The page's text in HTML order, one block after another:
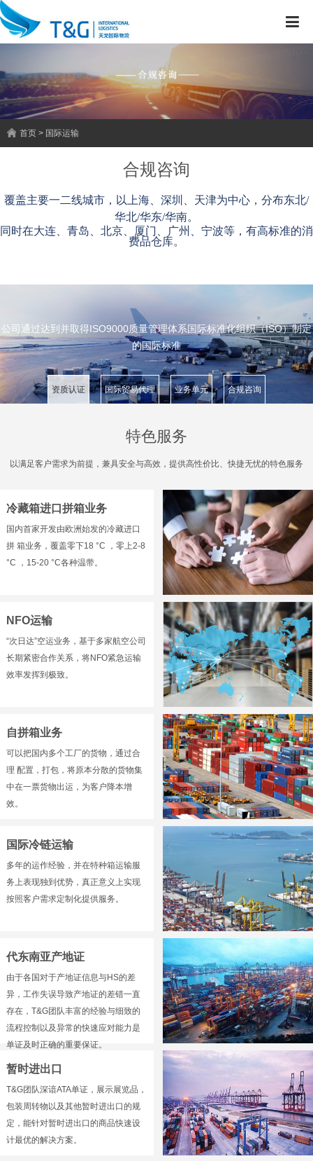
首页 > 国际运输
合规咨询
覆盖主要一二线城市，以上海、深圳、天津为中心，分布东北/
华北/华东/华南。
同时在大连、青岛、北京、厦门、广州、宁波等，有高标准的消
费品仓库。
公司通过达到并取得ISO9000质量管理体系国际标准化组织（ISO）制定
的国际标准
资质认证 国际贸易代理 业务单元 合规咨询
特色服务
以满足客户需求为前提，兼具安全与高效，提供高性价比、快捷无忧的特色服务
冷藏箱进口拼箱业务
国内首家开发由欧洲始发的冷藏进口
拼 箱业务，覆盖零下18 °C ，零上2-8
°C ，15-20 °C各种温带。
NFO运输
“次日达”空运业务，基于多家航空公司
长期紧密合作关系，将NFO紧急运输
效率发挥到极致。
自拼箱业务
可以把国内多个工厂的货物，通过合
理 配置，打包，将原本分散的货物集
中在一票货物出运，为客户降本增
效。
国际冷链运输
多年的运作经验，并在特种箱运输服
务上表现独到优势，真正意义上实现
按照客户需求定制化提供服务。
代东南亚产地证
由于各国对于产地证信息与HS的差
异，工作失误导致产地证的差错一直
存在，T&G团队丰富的经验与细致的
流程控制以及异常的快速应对能力是
单证及时正确的重要保证。
暂时进出口
T&G团队深谙ATA单证，展示展览品，
包装周转物以及其他暂时进出口的规
定，能针对暂时进出口的商品快速设
计最优的解决方案。